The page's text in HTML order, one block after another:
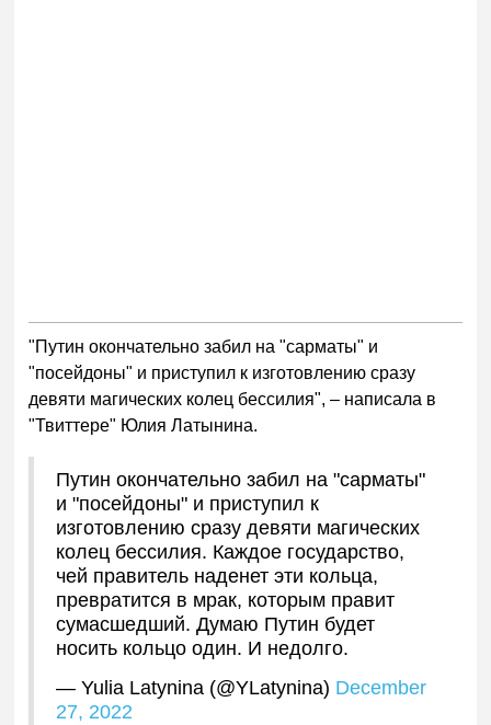
"Путин окончательно забил на "сарматы" и
"посейдоны" и приступил к изготовлению сразу
девяти магических колец бессилия", – написала в
"Твиттере" Юлия Латынина.
Путин окончательно забил на "сарматы"
и "посейдоны" и приступил к
изготовлению сразу девяти магических
колец бессилия. Каждое государство,
чей правитель наденет эти кольца,
превратится в мрак, которым правит
сумасшедший. Думаю Путин будет
носить кольцо один. И недолго.
— Yulia Latynina (@YLatynina) December
27, 2022